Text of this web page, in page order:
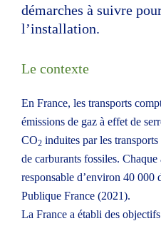
9h - 12h et 14h - 17h
Métro A B
Tramway 1 4
Bus c16 27
10006
démarches à suivre
l’installation.
Le contexte
En France, les transports
émissions de gaz à effet de
CO2 induites par les
de carburants fossiles.
responsable d’environ 40 000
Publique France (2021).
La France a établi des